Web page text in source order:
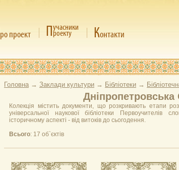
ро проект Пучасники
роекту Контакти
Головна → Заклади культури → Бібліотеки →
Колекція містить документи, що розкривають етапи
універсальної наукової бібліотеки Первоучителів
історичному аспекті - від витоків до сьогодення.
Всього: 17 об`єктів